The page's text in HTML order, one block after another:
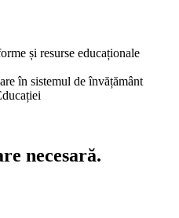
și resurse educaționale
în sistemul de învățământ
necesară.